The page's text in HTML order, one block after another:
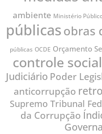
ambiente Ministério
públicasobras
públicas OCDE Orçamento
controle social
Judiciário Poder
anticorrupção
Supremo Tribunal
da Corrupção